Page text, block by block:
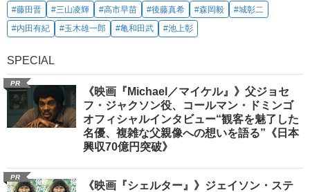
#藤田晋 #三山凌輝 #高市早苗 #後藤真希 #森岡毅
#城彰二
#内田有紀
#玉木雄一郎 #亀和田武 #池上彰
SPECIAL
PR
《映画『Michael／マイケル』》父ジョセ
フ・ジャクソン役、コールマン・ドミンゴ
オフィシャルインタビュー“観客を魅了した
名優、複雑な父親像への想いを語る”《日本
興収70億円突破》
PR
《映画『シェルター』》ジェイソン・ステ